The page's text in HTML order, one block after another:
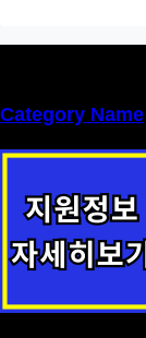
Category Name